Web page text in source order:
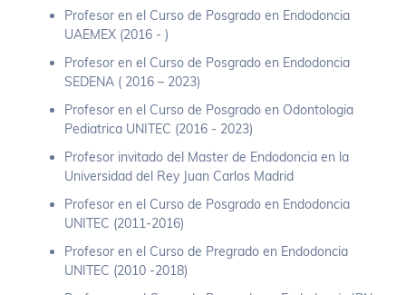
Profesor en el Curso de Posgrado en Endodoncia
UAEMEX (2016 - )
Profesor en el Curso de Posgrado en Endodoncia
SEDENA ( 2016 – 2023)
Profesor en el Curso de Posgrado en Odontologia
Pediatrica UNITEC (2016 - 2023)
Profesor invitado del Master de Endodoncia en la
Universidad del Rey Juan Carlos Madrid
Profesor en el Curso de Posgrado en Endodoncia
UNITEC (2011-2016)
Profesor en el Curso de Pregrado en Endodoncia
UNITEC (2010 -2018)